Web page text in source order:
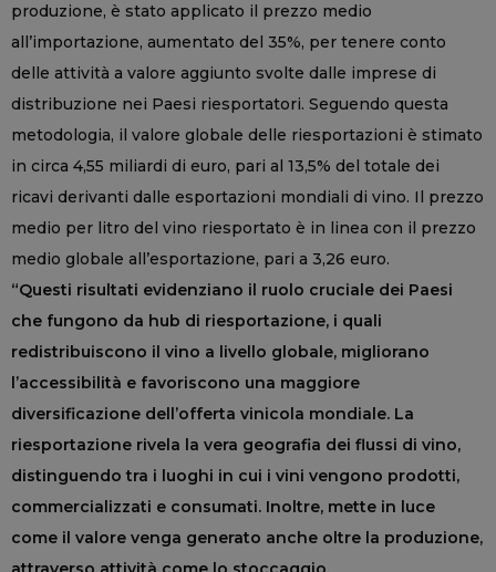
produzione, è stato applicato il prezzo medio
all’importazione, aumentato del 35%, per tenere conto
delle attività a valore aggiunto svolte dalle imprese di
distribuzione nei Paesi riesportatori. Seguendo questa
metodologia, il valore globale delle riesportazioni è stimato
in circa 4,55 miliardi di euro, pari al 13,5% del totale dei
ricavi derivanti dalle esportazioni mondiali di vino. Il prezzo
medio per litro del vino riesportato è in linea con il prezzo
medio globale all’esportazione, pari a 3,26 euro.
“Questi risultati evidenziano il ruolo cruciale dei Paesi
che fungono da hub di riesportazione, i quali
redistribuiscono il vino a livello globale, migliorano
l’accessibilità e favoriscono una maggiore
diversificazione dell’offerta vinicola mondiale. La
riesportazione rivela la vera geografia dei flussi di vino,
distinguendo tra i luoghi in cui i vini vengono prodotti,
commercializzati e consumati. Inoltre, mette in luce
come il valore venga generato anche oltre la produzione,